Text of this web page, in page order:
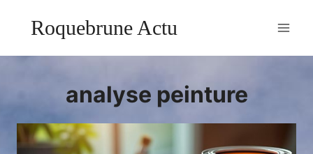
Roquebrune Actu
analyse peinture